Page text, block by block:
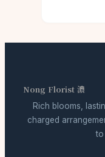
Nong Florist 濃
Rich blooms,
charged
to